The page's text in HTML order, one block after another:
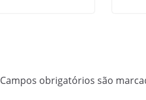
Campos obrigatórios são